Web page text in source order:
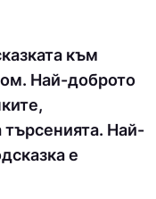
към
Най-доброто
търсенията. Най-
е